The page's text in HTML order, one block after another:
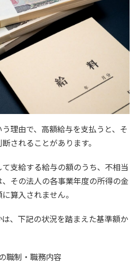
理由で、高額給与を支払うと、そ
されることがあります。
支給する給与の額のうち、不相当
その法人の各事業年度の所得の金
算入されません。
、下記の状況を踏まえた基準額か
職制・職務内容